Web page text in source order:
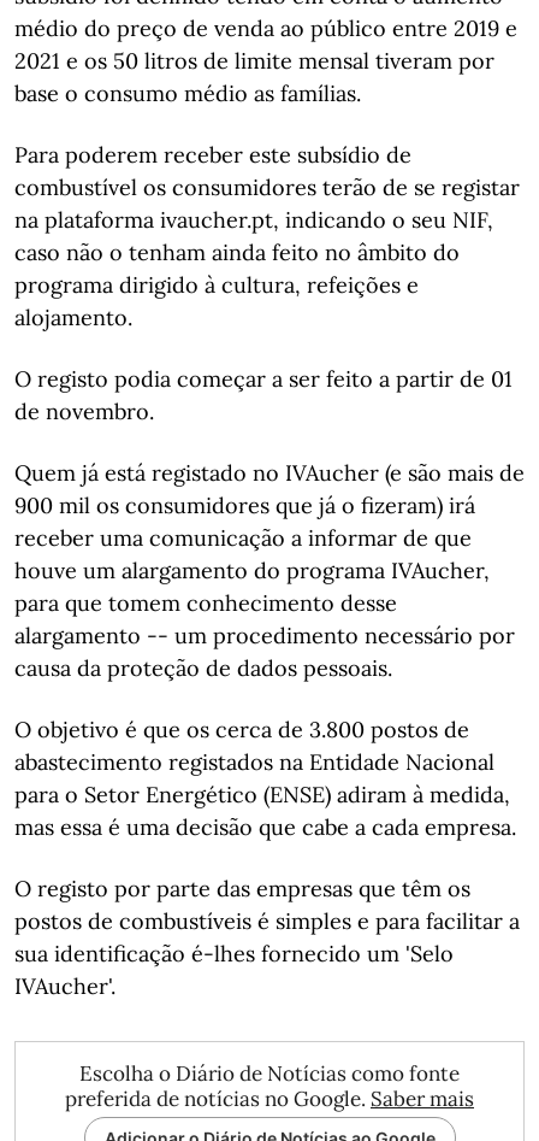
médio do preço de venda ao público entre 2019 e
2021 e os 50 litros de limite mensal tiveram por
base o consumo médio as famílias.
Para poderem receber este subsídio de
combustível os consumidores terão de se registar
na plataforma ivaucher.pt, indicando o seu NIF,
caso não o tenham ainda feito no âmbito do
programa dirigido à cultura, refeições e
alojamento.
O registo podia começar a ser feito a partir de 01
de novembro.
Quem já está registado no IVAucher (e são mais de
900 mil os consumidores que já o fizeram) irá
receber uma comunicação a informar de que
houve um alargamento do programa IVAucher,
para que tomem conhecimento desse
alargamento -- um procedimento necessário por
causa da proteção de dados pessoais.
O objetivo é que os cerca de 3.800 postos de
abastecimento registados na Entidade Nacional
para o Setor Energético (ENSE) adiram à medida,
mas essa é uma decisão que cabe a cada empresa.
O registo por parte das empresas que têm os
postos de combustíveis é simples e para facilitar a
sua identificação é-lhes fornecido um 'Selo
IVAucher'.
Escolha o Diário de Notícias como fonte
preferida de notícias no Google. Saber mais